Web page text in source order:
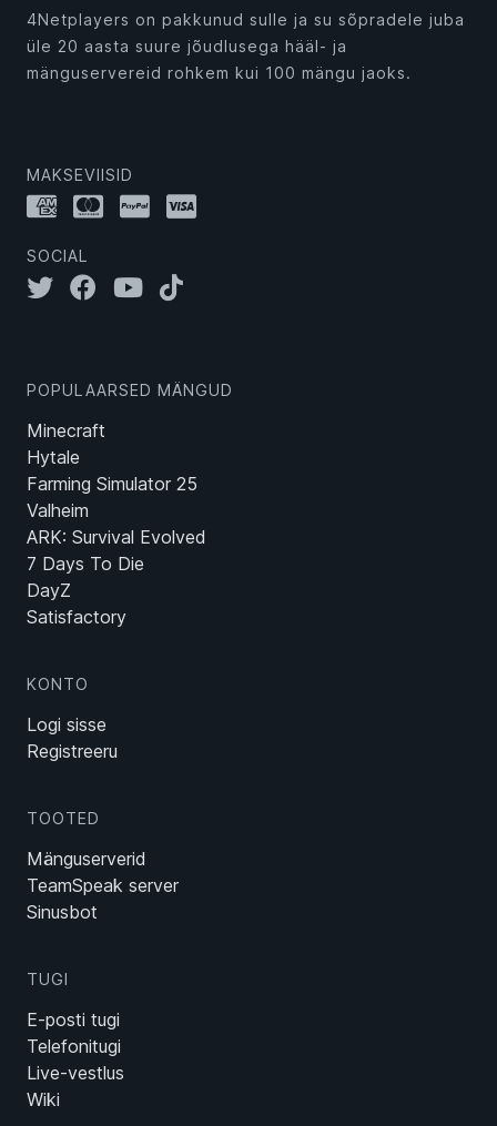
4Netplayers on pakkunud sulle ja su sõpradele juba
üle 20 aasta suure jõudlusega hääl- ja
mänguservereid rohkem kui 100 mängu jaoks.
MAKSEVIISID
SOCIAL
POPULAARSED MÄNGUD
Minecraft
Hytale
Farming Simulator 25
Valheim
ARK: Survival Evolved
7 Days To Die
DayZ
Satisfactory
KONTO
Logi sisse
Registreeru
TOOTED
Mänguserverid
TeamSpeak server
Sinusbot
TUGI
E-posti tugi
Telefonitugi
Live-vestlus
Wiki